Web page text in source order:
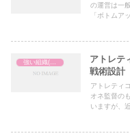
の運営は一
「ボトムア
強い組織(チーム)の作り方
アトレテ
戦術設計
アトレティ
オネ監督の
いますが、